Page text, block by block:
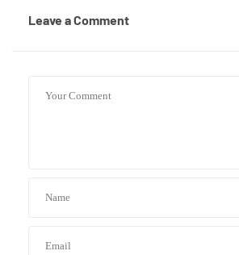
Leave a Comment